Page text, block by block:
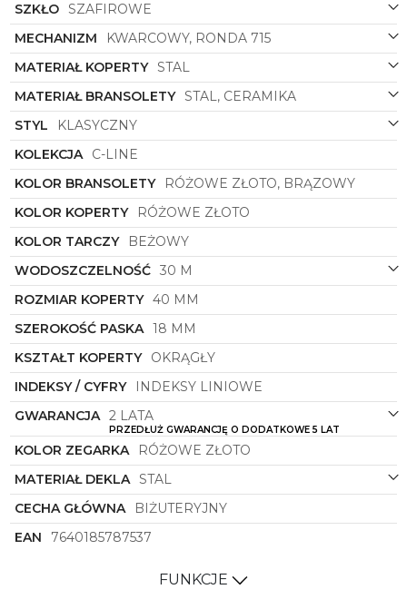
– nadaje zegarkowi lekkości i elegancji, idealnie
komponując się z materiałem koperty, czyli stali.
Różowe złoto oraz brązowy to barwy, które nadają
mu niepowtarzalnego charakteru, podkreślając
jego luksusowy charakter.
Koperta w kształcie okrągłym pięknie komponuje
się z beżową tarczą, tworząc harmonijną całość.
Klasyczny design zegarkaRoamersymbolizuje
ponadczasowy styl, który nigdy nie wychodzi z
mody. Doskonały wybór zarówno na eleganckie
wyjścia, jak i do codziennego użytku - zegarek ten z
pewnością przyciągnie spojrzenia i podkreśli
indywidualny styl ich użytkownika.
Zaletą zegarkaRoamerz symbolu658833 49 35
63jest również jego wszechstronność – pasuje
zarówno do eleganckiego stroju biznesowego, jak i
do codziennych casualowych zestawów. Jako
dodatek do stylizacji zegarek ten podkreśli
charakter i osobowość osoby noszącej go, sprawiając,
że każdy dzień stanie się wyjątkowy.
Jeśli szukasz zegarka, który nie tylko odmierzy czas,
ale także będzie dopełnieniem twojego stylu i
elegancji, zegarekRoamer
Twoje oczekiwania. Niech symbol658833 49 35 63
towarzyszy Ci w wyjątkowych chwilach i sprawia, że
każdy moment stanie się niezapomniany.
SZKŁO SZAFIROWE
MECHANIZM
KWARCOWY, RONDA 715
MATERIAŁ KOPERTY STAL
MATERIAŁ BRANSOLETY STAL, CERAMIKA
STYL
KLASYCZNY
KOLEKCJA C-LINE
KOLOR BRANSOLETY
RÓŻOWE ZŁOTO, BRĄZOWY
KOLOR KOPERTY
RÓŻOWE ZŁOTO
KOLOR TARCZY
BEŻOWY
WODOSZCZELNOŚĆ 30 M
ROZMIAR KOPERTY 40 MM
SZEROKOŚĆ PASKA 18 MM
KSZTAŁT KOPERTY OKRĄGŁY
INDEKSY / CYFRY
INDEKSY LINIOWE
GWARANCJA 2 LATA
PRZEDŁUŻ GWARANCJĘ O DODATKOWE 5 LAT
KOLOR ZEGARKA
RÓŻOWE ZŁOTO
MATERIAŁ DEKLA STAL
CECHA GŁÓWNA
BIŻUTERYJNY
EAN
7640185787537
FUNKCJE